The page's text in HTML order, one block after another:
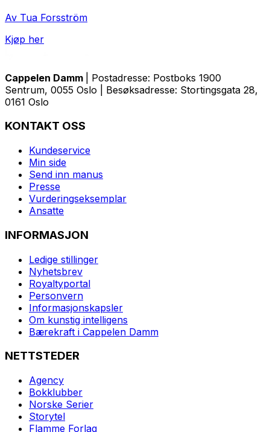
Av Tua Forsström
Kjøp her
Cappelen Damm
| Postadresse: Postboks 1900
Sentrum, 0055 Oslo | Besøksadresse: Stortingsgata 28,
0161 Oslo
KONTAKT OSS
Kundeservice
Min side
Send inn manus
Presse
Vurderingseksemplar
Ansatte
INFORMASJON
Ledige stillinger
Nyhetsbrev
Royaltyportal
Personvern
Informasjonskapsler
Om kunstig intelligens
Bærekraft i Cappelen Damm
NETTSTEDER
Agency
Bokklubber
Norske Serier
Storytel
Flamme Forlag